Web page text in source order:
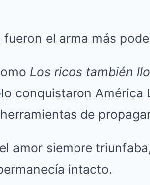
fueron el arma más
Los ricos también
conquistaron América
de
amor siempre
intacto.